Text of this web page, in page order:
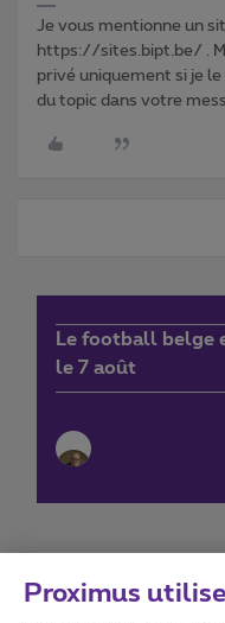
Je vous mentionne un
https://sites.bipt.be/ .
privé uniquement si je
du topic dans votre
Le football belge
le 7 août
Proximus